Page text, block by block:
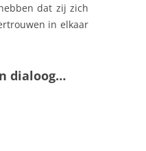
dat zij zich
in elkaar
dialoog…